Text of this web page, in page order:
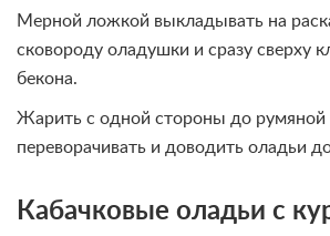
Мерной ложкой выкладывать на
сковороду оладушки и сразу сверху
бекона.
Жарить с одной стороны до румяной
переворачивать и доводить оладьи
Кабачковые оладьи с